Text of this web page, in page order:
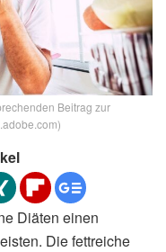
Beitrag zur
Diäten einen
Die fettreiche